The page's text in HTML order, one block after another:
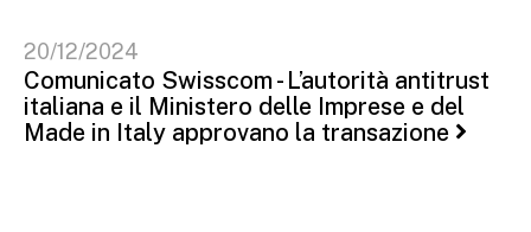
20/12/2024
Comunicato Swisscom - L’autorità antitrust
italiana e il Ministero delle Imprese e del
Made in Italy approvano la transazione